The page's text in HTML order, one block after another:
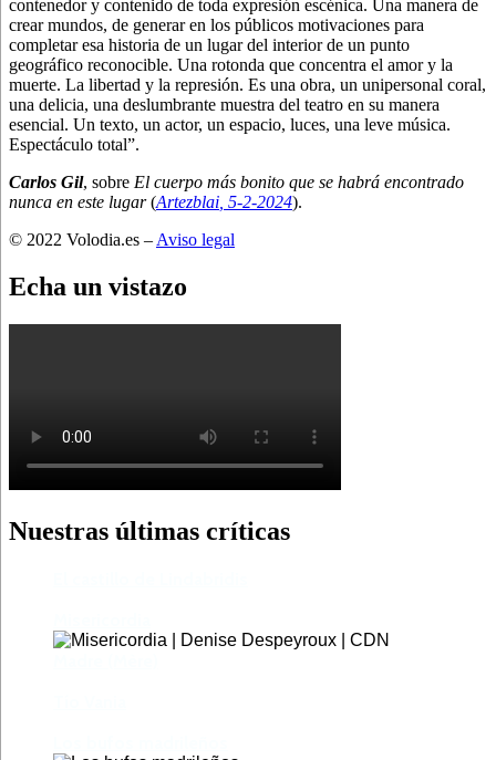
contenedor y contenido de toda expresión escénica. Una manera de
crear mundos, de generar en los públicos motivaciones para
completar esa historia de un lugar del interior de un punto
geográfico reconocible. Una rotonda que concentra el amor y la
muerte. La libertad y la represión. Es una obra, un unipersonal coral,
una delicia, una deslumbrante muestra del teatro en su manera
esencial. Un texto, un actor, un espacio, luces, una leve música.
Espectáculo total”.
Carlos Gil, sobre El cuerpo más bonito que se habrá encontrado
nunca en este lugar(Artezblai , 5-2-2024).
© 2022 Volodia.es – Aviso legal
Echa un vistazo
Nuestras últimas críticas